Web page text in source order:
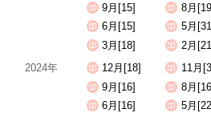
9月[15]
8月
6月[15]
5月
3月[18]
2月
2024年
12月[18] 11月
9月[16]
8月
6月[16]
5月